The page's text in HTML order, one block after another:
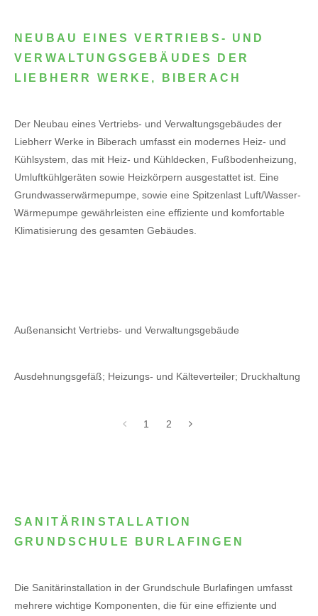
NEUBAU EINES VERTRIEBS- UND
VERWALTUNGSGEBÄUDES DER
LIEBHERR WERKE, BIBERACH
Der Neubau eines Vertriebs- und Verwaltungsgebäudes der
Liebherr Werke in Biberach umfasst ein modernes Heiz- und
Kühlsystem, das mit Heiz- und Kühldecken, Fußbodenheizung,
Umluftkühlgeräten sowie Heizkörpern ausgestattet ist. Eine
Grundwasserwärmepumpe, sowie eine Spitzenlast Luft/Wasser-
Wärmepumpe gewährleisten eine effiziente und komfortable
Klimatisierung des gesamten Gebäudes.
Außenansicht Vertriebs- und Verwaltungsgebäude
Ausdehnungsgefäß; Heizungs- und Kälteverteiler; Druckhaltung
1 2
SANITÄRINSTALLATION
GRUNDSCHULE BURLAFINGEN
Die Sanitärinstallation in der Grundschule Burlafingen umfasst
mehrere wichtige Komponenten, die für eine effiziente und